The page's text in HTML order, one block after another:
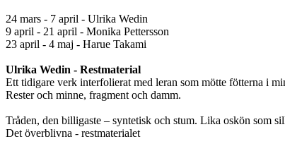
24 mars - 7 april - Ulrika Wedin
9 april - 21 april - Monika Pettersson
23 april - 4 maj - Harue Takami
Ulrika Wedin - Restmaterial
Ett tidigare verk interfolierat med leran som mötte fötterna i
Rester och minne, fragment och damm.
Tråden, den billigaste – syntetisk och stum. Lika oskön som
Det överblivna - restmaterialet